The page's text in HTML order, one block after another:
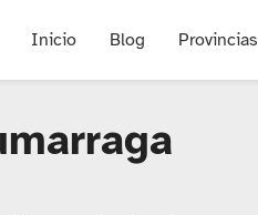
Inicio Blog Provincias